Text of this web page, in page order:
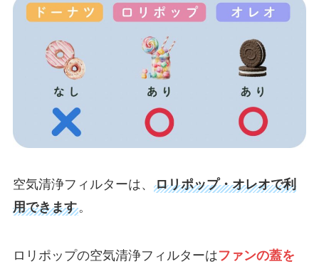
空気清浄フィルターは、 ロリポップ・オレオで利
用できます。
ロリポップの空気清浄フィルターはファンの蓋を